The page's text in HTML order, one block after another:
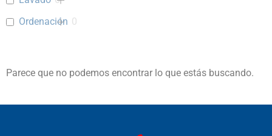
Ordenación 0
Parece que no podemos encontrar lo que estás buscando.